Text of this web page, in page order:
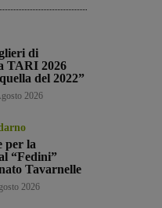
di
TARI 2026
del 2022”
2026
per la
“Fedini”
Tavarnelle
2026